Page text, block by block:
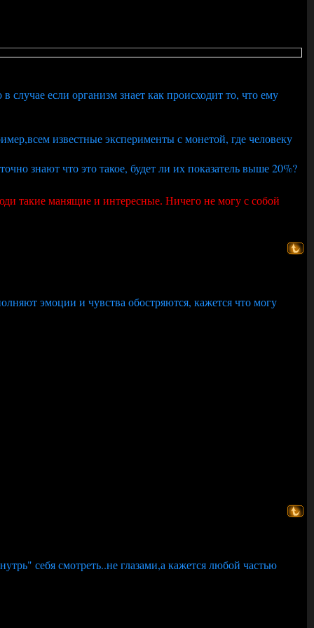
если организм знает как происходит то, что ему
известные эксперименты с монетой, где человеку
знают что это такое, будет ли их показатель выше 20%?
такие манящие и интересные. Ничего не могу с собой
эмоции и чувства обостряются, кажется что могу
себя смотреть..не глазами,а кажется любой частью